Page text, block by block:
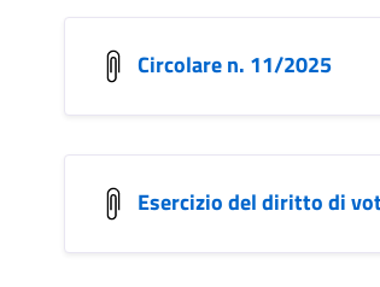
Circolare n. 11/2025
Esercizio del diritto di